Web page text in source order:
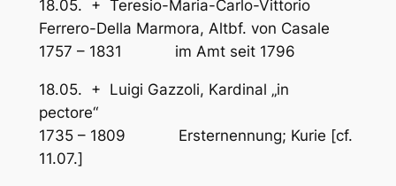
18.05. + Teresio-Maria-Carlo-Vittorio
Ferrero-Della Marmora, Altbf. von Casale
1757 – 1831 im Amt seit 1796
18.05. + Luigi Gazzoli, Kardinal „in
pectore“
1735 – 1809 Ersternennung; Kurie [cf.
11.07.]